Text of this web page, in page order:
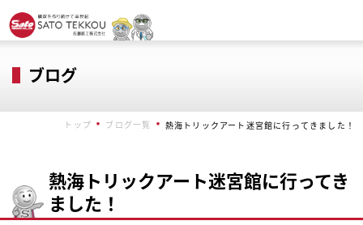
ブログ
トップ ブログ一覧 熱海トリックアート迷宮館に行ってきました！
熱海トリックアート迷宮館に行ってき
ました！